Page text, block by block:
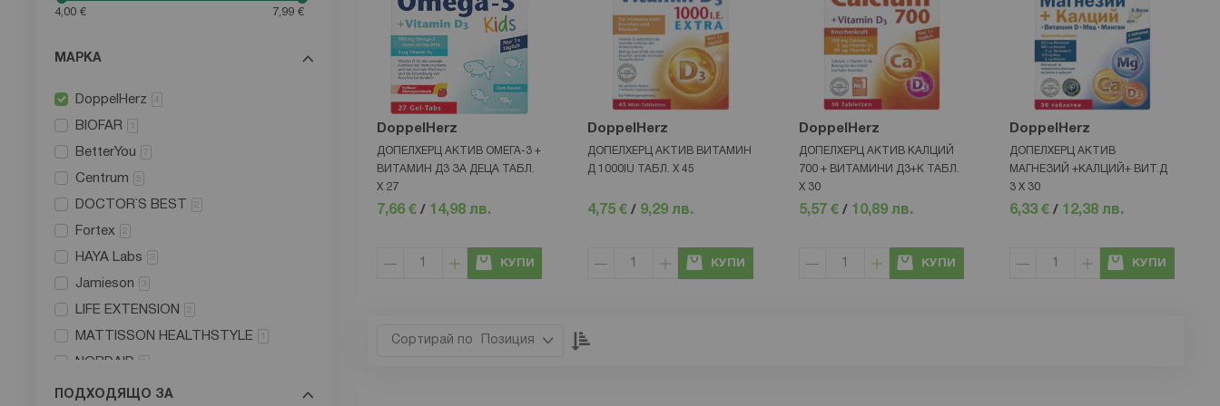
DoppelHerz
ДОПЕЛХЕРЦ АКТИВ ОМЕГА-3 +
ВИТАМИН Д3 ЗА ДЕЦА ТАБЛ.
Х 27
7,66 € / 14,98 лв.
КУПИ
DoppelHerz
ДОПЕЛХЕРЦ АКТИВ ВИТАМИН
Д 1000IU ТАБЛ. Х 45
4,75 € / 9,29 лв.
КУПИ
DoppelHerz
ДОПЕЛХЕРЦ АКТИВ КАЛЦИЙ
700 + ВИТАМИНИ Д3+К ТАБЛ.
X 30
5,57 €/ 10,89 лв.
КУПИ
DoppelHerz
ДОПЕЛХЕРЦ АКТИВ
МАГНЕЗИЙ +КАЛЦИЙ+ ВИТ.Д
3 Х 30
6,33 €/ 12,38 лв.
КУПИ
Позиция
Настрой
4,00 € 7,99 €
МАРКА
BIOFAR 1
BetterYou 7
Centrum 5
DOCTOR`S BEST 2
DoppelHerz 4
Fortex 2
HAYA Labs 3
Jamieson 3
LIFE EXTENSION 2
MATTISSON HEALTHSTYLE 1
NORDAID
Natural Factors
ПОДХОДЯЩО ЗА